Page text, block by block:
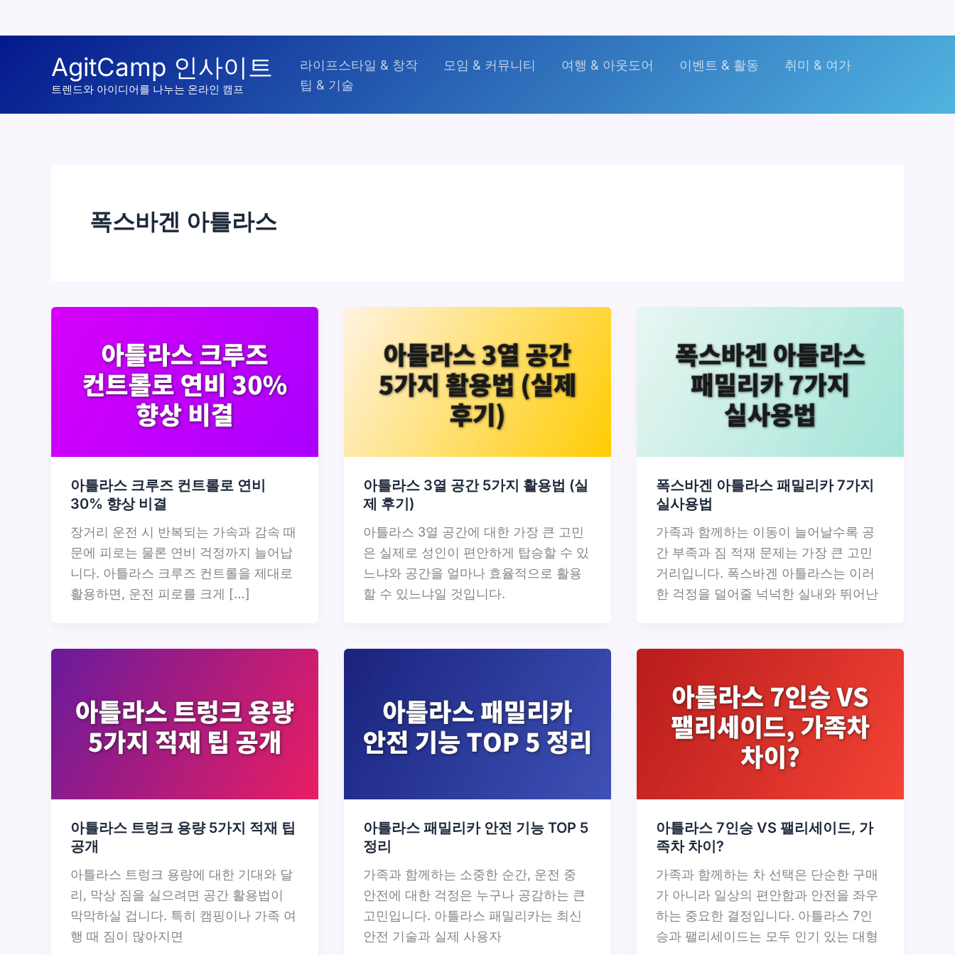
AgitCamp 인사이트
트렌드와 아이디어를 나누는 온라인 캠프
라이프스타일 & 창작 모임 & 커뮤니티 여행 & 아웃도어 이벤트 & 활동
취미 & 여가
팁 & 기술
폭스바겐 아틀라스
아틀라스 크루즈 컨트롤로 연비
30% 향상 비결
장거리 운전 시 반복되는 가속과 감속 때
문에 피로는 물론 연비 걱정까지 늘어납
니다. 아틀라스 크루즈 컨트롤을 제대로
활용하면, 운전 피로를 크게 […]
아틀라스 3열 공간 5가지 활용법 (실
제 후기)
아틀라스 3열 공간에 대한 가장 큰 고민
은 실제로 성인이 편안하게 탑승할 수 있
느냐와 공간을 얼마나 효율적으로 활용
할 수 있느냐일 것입니다.
폭스바겐 아틀라스 패밀리카 7가지
실사용법
가족과 함께하는 이동이 늘어날수록 공
간 부족과 짐 적재 문제는 가장 큰 고민
거리입니다. 폭스바겐 아틀라스는 이러
한 걱정을 덜어줄 넉넉한 실내와 뛰어난
아틀라스 트렁크 용량 5가지 적재 팁
공개
아틀라스 트렁크 용량에 대한 기대와 달
리, 막상 짐을 실으려면 공간 활용법이
막막하실 겁니다. 특히 캠핑이나 가족 여
행 때 짐이 많아지면
아틀라스 패밀리카 안전 기능 TOP 5
정리
가족과 함께하는 소중한 순간, 운전 중
안전에 대한 걱정은 누구나 공감하는 큰
고민입니다. 아틀라스 패밀리카는 최신
안전 기술과 실제 사용자
아틀라스 7인승 VS 팰리세이드, 가
족차 차이?
가족과 함께하는 차 선택은 단순한 구매
가 아니라 일상의 편안함과 안전을 좌우
하는 중요한 결정입니다. 아틀라스 7인
승과 팰리세이드는 모두 인기 있는 대형